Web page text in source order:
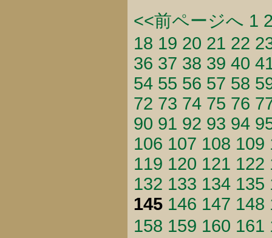
<<前ページへ 1
18 19 20 21 22
36 37 38 39 40
54 55 56 57 58
72 73 74 75 76
90 91 92 93 94
106 107 108 109
119 120 121 122
132 133 134 135
145 146 147 148
158 159 160 161